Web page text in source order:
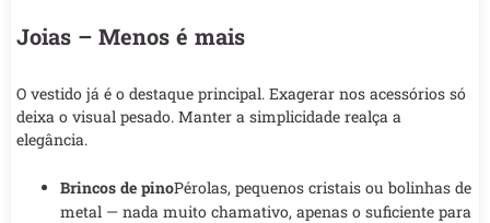
Joias – Menos é mais
O vestido já é o destaque principal. Exagerar nos acessórios só
deixa o visual pesado. Manter a simplicidade realça a
elegância.
Brincos de pinoPérolas, pequenos cristais ou bolinhas de
metal — nada muito chamativo, apenas o suficiente para